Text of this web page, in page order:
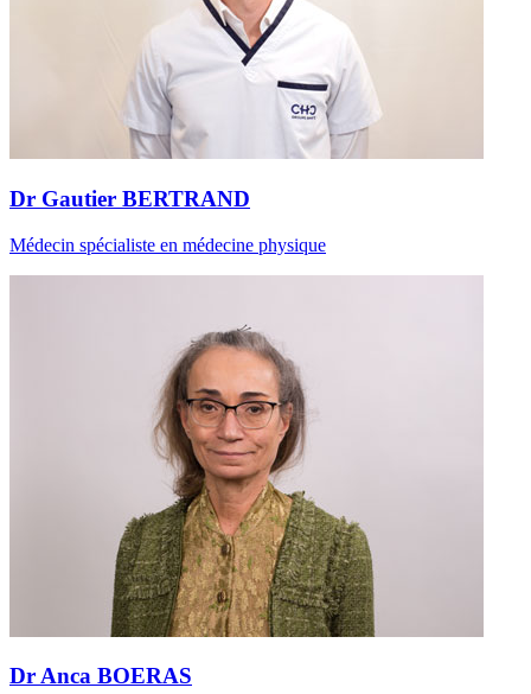
Dr Gautier BERTRAND
Médecin spécialiste en médecine physique
Dr Anca BOERAS